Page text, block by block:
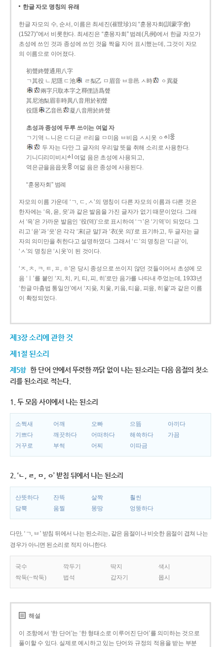
한글 자모 명칭의 유래
한글 자모의 수, 순서, 이름은 최세진(崔世珍)의 “훈몽자회(訓蒙字會)
(1527)”에서 비롯한다. 최세진은 “훈몽자회” 범례(凡例)에서 한글 자모가
초성에 쓰인 것과 종성에 쓰인 것을 짝을 지어 표시했는데, 그것이 자모
의 이름으로 이어졌다.
初聲終聲通用八字
ㄱ其役 ㄴ尼隱 ㄷ池
ㄹ梨乙 ㅁ眉音 ㅂ非邑 ㅅ時
ㆁ異凝
兩字只取本字之釋俚語爲聲
其尼池梨眉非時異八音用於初聲
役隱
乙音邑 凝八音用於終聲
초성과 종성에 두루 쓰이는 여덟 자
ㄱ기역 ㄴ니은 ㄷ디귿 ㄹ리을 ㅁ미음 ㅂ비읍 ㅅ시옷 ㆁ
두 자는 다만 그 글자의 우리말 뜻을 취해 소리로 사용한다.
기니디리미비시
여덟 음은 초성에 사용되고,
역은귿을음읍옷
여덟 음은 종성에 사용된다.
“훈몽자회” 범례
자모의 이름 가운데 ‘ㄱ, ㄷ, ㅅ’의 명칭이 다른 자모의 이름과 다른 것은
한자에는 ‘윽, 읃, 읏’과 같은 발음을 가진 글자가 없기 때문이었다. 그래
서 ‘윽’은 가까운 발음인 ‘役(역)’으로 표시하여 ‘ㄱ’은 ‘기역’이 되었다. 그
리고 ‘읃’과 ‘읏’은 각각 ‘末(귿 말)’과 ‘衣(옷 의)’로 표기하고, 두 글자는 글
자의 의미만을 취한다고 설명하였다. 그래서 ‘ㄷ’의 명칭은 ‘디귿’이,
‘ㅅ’의 명칭은 ‘시옷’이 된 것이다.
‘ㅈ, ㅊ, ㅋ, ㅌ, ㅍ, ㅎ’은 당시 종성으로 쓰이지 않던 것들이어서 초성에 모
음 ‘ㅣ’를 붙인 ‘지, 치, 키, 티, 피, 히’로만 음가를 나타내 주었는데, 1933년
‘한글 마춤법 통일안’에서 ‘지읒, 치읓, 키읔, 티읕, 피읖, 히읗’과 같은 이름
이 확정되었다.
제3장 소리에 관한 것
제1절 된소리
제5항 한 단어 안에서 뚜렷한 까닭 없이 나는 된소리는 다음 음절의 첫소
리를 된소리로 적는다.
1. 두 모음 사이에서 나는 된소리
소쩍새 어깨 오빠 으뜸
아끼다
기쁘다
깨끗하다 어떠하다 해쓱하다
가끔
거꾸로
부썩 어찌 이따금
2. ‘ㄴ, ㄹ, ㅁ, ㅇ’ 받침 뒤에서 나는 된소리
산뜻하다 잔뜩 살짝
훨씬
담뿍
움찔 몽땅 엉뚱하다
다만, ‘ㄱ, ㅂ’ 받침 뒤에서 나는 된소리는, 같은 음절이나 비슷한 음절이 겹쳐 나는
경우가 아니면 된소리로 적지 아니한다.
국수 깍두기 딱지
색시
싹둑(~싹둑)
법석 갑자기 몹시
해설
이 조항에서 ‘한 단어’는 ‘한 형태소로 이루어진 단어’를 의미하는 것으로
풀이할 수 있다. 실제로 예시하고 있는 단어와 규정의 적용을 받는 부분